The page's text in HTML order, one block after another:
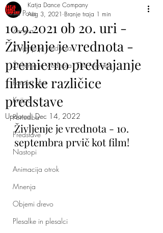
All Posts
Ženska
Življenje je vrednota
Življenje je vrednota - The Movie!
Poročni ples
Knjiga
Ponudba
Predstave
Nastopi
Animacija otrok
Mnenja
Objemi drevo
Plesalke in plesalci
10.9.2021 ob 20. uri -
Življenje je vrednota -
premierno predvajanje
filmske različice
predstave
Katja Dance Company
Aug 3, 2021 Branje traja 1 min
Updated:Dec 14, 2022
Življenje je vrednota - 10.
septembra prvič kot film!